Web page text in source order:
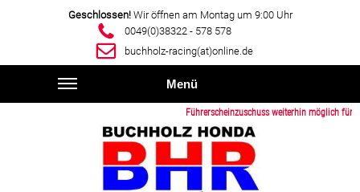
Geschlossen! Wir öffnen am Montag um 9:00 Uhr
0049(0)38322 - 578 578
buchholz-racing(at)online.de
Menü
Führerscheinzuschuss weiterhin möglich für die